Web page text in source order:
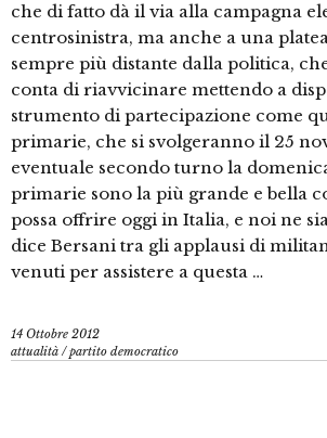
che di fatto dà il via alla campagna
centrosinistra, ma anche a una
sempre più distante dalla politica,
conta di riavvicinare mettendo a
strumento di partecipazione come
primarie, che si svolgeranno il 25
eventuale secondo turno la
primarie sono la più grande e bella
possa offrire oggi in Italia, e noi ne
dice Bersani tra gli applausi di
venuti per assistere a questa …
14 Ottobre 2012
attualità /partito democratico